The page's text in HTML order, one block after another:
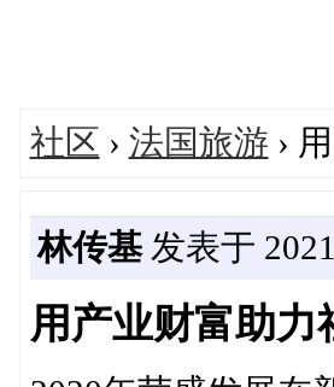
社区 › 法国旅游 ›
林传基发表于
用产业财富助